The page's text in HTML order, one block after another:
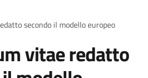
secondo il modello europeo
vitae redatto